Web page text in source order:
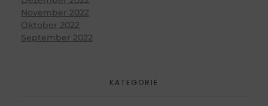
November 2022
Oktober 2022
September 2022
KATEGORIE